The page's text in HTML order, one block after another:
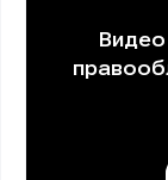
22.08.2025 эфир,
22.08.2025 прямо
22.08.2025
смотреть